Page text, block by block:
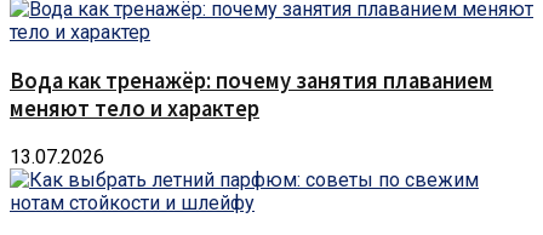
Вода как тренажёр: почему занятия плаванием
меняют тело и характер
13.07.2026